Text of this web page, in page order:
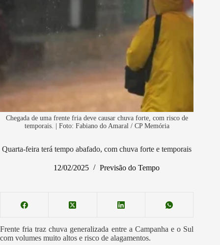
Chegada de uma frente fria deve causar chuva forte, com risco de
temporais. | Foto: Fabiano do Amaral / CP Memória
Quarta-feira terá tempo abafado, com chuva forte e temporais
12/02/2025 Previsão do Tempo
Frente fria traz chuva generalizada entre a Campanha e o Sul
com volumes muito altos e risco de alagamentos.